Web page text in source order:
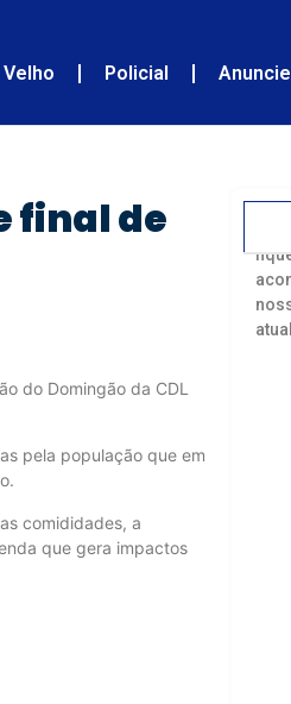
Policial Anuncie
final de
do Domingão da CDL
pela população que em
comididades, a
que gera impactos